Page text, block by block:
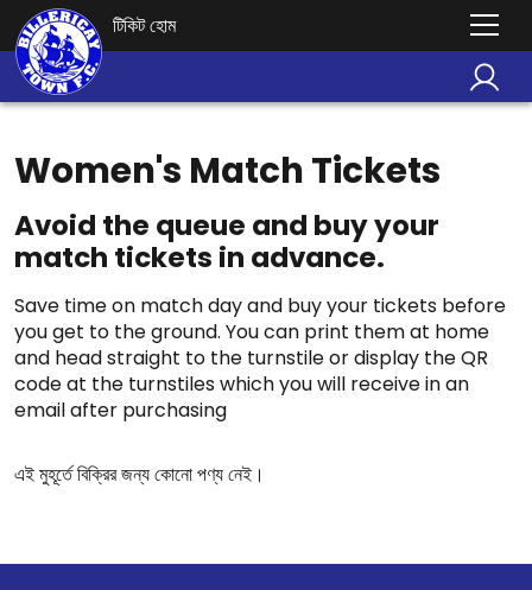
টিকিট হোম
Women's Match Tickets
Avoid the queue and buy your
match tickets in advance.
Save time on match day and buy your tickets before
you get to the ground. You can print them at home
and head straight to the turnstile or display the QR
code at the turnstiles which you will receive in an
email after purchasing
এই মুহূর্তে বিক্রির জন্য কোনো পণ্য নেই।